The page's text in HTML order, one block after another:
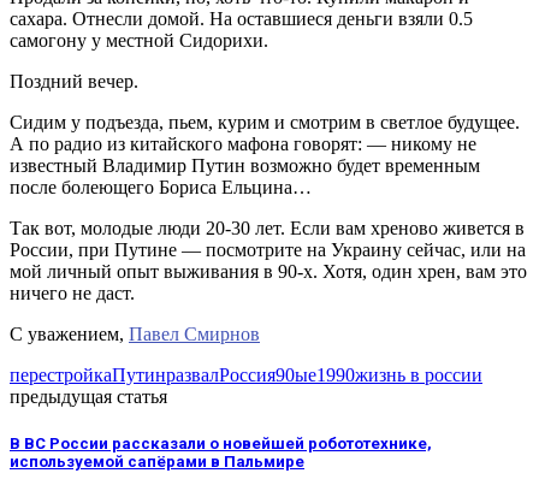
сахара. Отнесли домой. На оставшиеся деньги взяли 0.5
самогону у местной Сидорихи.
Поздний вечер.
Сидим у подъезда, пьем, курим и смотрим в светлое будущее.
А по радио из китайского мафона говорят: — никому не
известный Владимир Путин возможно будет временным
после болеющего Бориса Ельцина…
Так вот, молодые люди 20-30 лет. Если вам хреново живется в
России, при Путине — посмотрите на Украину сейчас, или на
мой личный опыт выживания в 90-х. Хотя, один хрен, вам это
ничего не даст.
С уважением, Павел Смирнов
перестройкаПутинразвалРоссия90ые1990жизнь в россии
предыдущая статья
В ВС России рассказали о новейшей робототехнике,
используемой сапёрами в Пальмире